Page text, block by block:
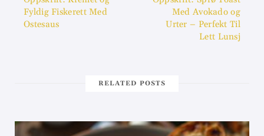
Fyldig Fiskerett Med
Ostesaus
Med Avokado og
Urter – Perfekt Til
Lett Lunsj
RELATED POSTS